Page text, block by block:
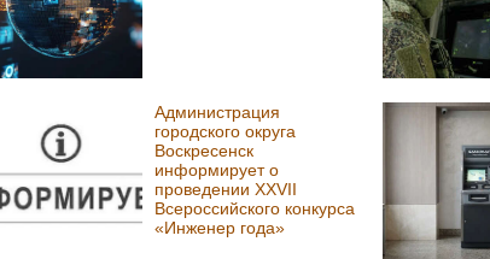
Администрация
городского округа
Воскресенск
информирует о
проведении XXVII
Всероссийского конкурса
«Инженер года»